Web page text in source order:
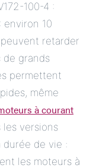
100-4 :
environ 10
retarder
de grands
permettent
même
à courant
les versions
durée de vie :
les moteurs à